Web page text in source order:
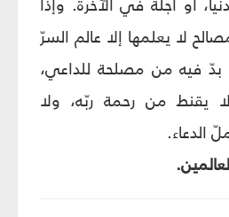
أو آجلة في الآخرة. وإذا
لا يعلمها إلا عالم السرّ
بدّ فيه من مصلحة للداعي،
يقنط من رحمة ربّه، ولا
الدعاء.